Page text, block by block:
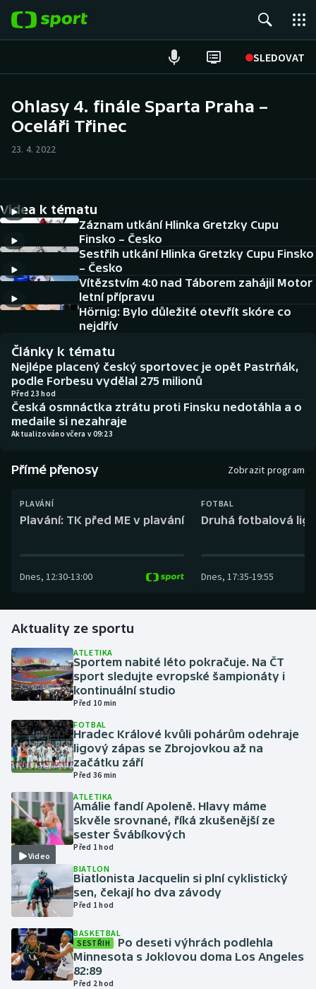
SLEDOVAT
Hokej
Cyklistika
DALŠÍ SPORTY
Americký fotbal
Baseball a softbal
Basketbal
Biatlon
Boby a skeleton
Box
Curling
Golf
Gymnastika
Házená
Jezdectví
Judo
Krasobruslení
Lezení
Lyže a snowboard
Moderní pětiboj
Motorsport
Olympijské hry
NEPŘEHLÉDNĚTE
Historické návraty
Aplikace ČT sport
AZ kvíz
Ohlasy 4. finále Sparta Praha –
Oceláři Třinec
23. 4. 2022
Videa k tématu
Záznam utkání Hlinka Gretzky Cupu
Finsko – Česko
Sestřih utkání Hlinka Gretzky Cupu Finsko
– Česko
Vítězstvím 4:0 nad Táborem zahájil Motor
letní přípravu
Hörnig: Bylo důležité otevřít skóre co
nejdřív
Články k tématu
Nejlépe placený český sportovec je opět Pastrňák,
podle Forbesu vydělal 275 milionů
Před 23 hod
Česká osmnáctka ztrátu proti Finsku nedotáhla a o
medaile si nezahraje
Aktualizováno včera v 09:23
Přímé přenosy Zobrazit program
PLAVÁNÍ
Plavání: TK před ME v plavání
Dnes, 12:30-13:00
FOTBAL
Druhá fotbalová
Dnes, 17:35-19:55
Aktuality ze sportu
ATLETIKA
Sportem nabité léto pokračuje. Na ČT
sport sledujte evropské šampionáty i
kontinuální studio
Před 10 min
FOTBAL
Hradec Králové kvůli pohárům odehraje
ligový zápas se Zbrojovkou až na
začátku září
Před 36 min
Video
ATLETIKA
Amálie fandí Apoleně. Hlavy máme
skvěle srovnané, říká zkušenější ze
sester Švábíkových
Před 1 hod
BIATLON
Biatlonista Jacquelin si plní cyklistický
sen, čekají ho dva závody
Před 1 hod
BASKETBAL
SESTŘIH
Po deseti výhrách podlehla
Minnesota s Joklovou doma Los Angeles
82:89
Před 2 hod